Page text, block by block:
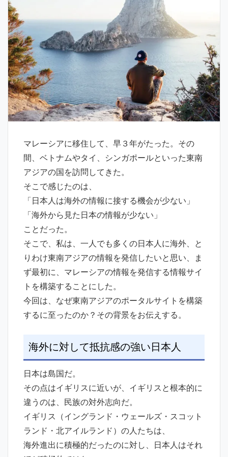
マレーシアに移住して、早３年がたった。その
間、ベトナムやタイ、シンガポールといった東南
アジアの国を訪問してきた。
そこで感じたのは、
「日本人は海外の情報に接する機会が少ない」
「海外から見た日本の情報が少ない」
ことだった。
そこで、私は、一人でも多くの日本人に海外、と
りわけ東南アジアの情報を発信したいと思い、ま
ず最初に、マレーシアの情報を発信する情報サイ
トを構築することにした。
今回は、なぜ東南アジアのポータルサイトを構築
するに至ったのか？その背景をお伝えする。
海外に対して抵抗感の強い日本人
日本は島国だ。
その点はイギリスに近いが、イギリスと根本的に
違うのは、民族の対外志向だ。
イギリス（イングランド・ウェールズ・スコット
ランド・北アイルランド）の人たちは、
海外進出に積極的だったのに対し、日本人はそれ